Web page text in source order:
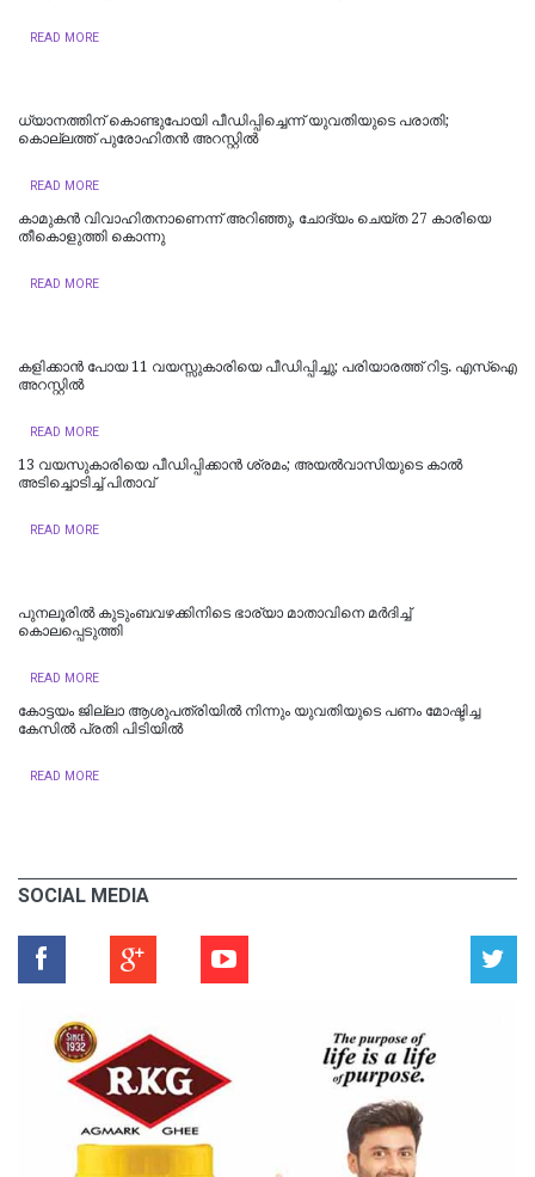
READ MORE
ധ്യാനത്തിന് കൊണ്ടുപോയി പീഡിപ്പിച്ചെന്ന് യുവതിയുടെ പരാതി;
കൊല്ലത്ത് പുരോഹിതന്‍ അറസ്റ്റില്‍
READ MORE
കാമുകൻ വിവാഹിതനാണെന്ന് അറിഞ്ഞു, ചോദ്യം ചെയ്ത 27 കാരിയെ
തീകൊളുത്തി കൊന്നു
READ MORE
കളിക്കാൻ പോയ 11 വയസ്സുകാരിയെ പീഡിപ്പിച്ചു; പരിയാരത്ത് റിട്ട. എസ്ഐ
അറസ്റ്റിൽ
READ MORE
13 വയസുകാരിയെ പീഡിപ്പിക്കാൻ ശ്രമം; അയല്‍വാസിയുടെ കാല്‍
അടിച്ചൊടിച്ച് പിതാവ്
READ MORE
പുനലൂരിൽ കുടുംബവഴക്കിനിടെ ഭാര്യാ മാതാവിനെ മർദിച്ച്
കൊലപ്പെടുത്തി
READ MORE
കോട്ടയം ജില്ലാ ആശുപത്രിയിൽ നിന്നും യുവതിയുടെ പണം മോഷ്ടിച്ച
കേസിൽ പ്രതി പിടിയിൽ
READ MORE
SOCIAL MEDIA